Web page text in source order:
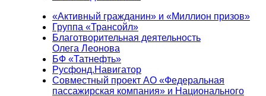
«Активный гражданин» и «Миллион призов»
Группа «Трансойл»
Благотворительная деятельность
Олега Леонова
БФ «Татнефть»
Русфонд.Навигатор
Совместный проект АО «Федеральная
пассажирская компания» и Национального